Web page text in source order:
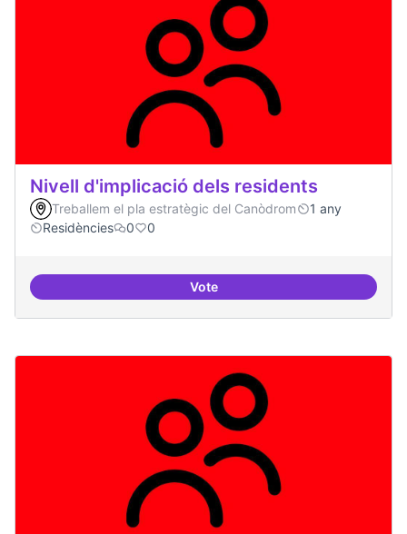
Nivell d'implicació dels residents
Treballem el pla estratègic del Canòdrom
1 any
Residències
0 0
VoteNivell d'implicació dels residents